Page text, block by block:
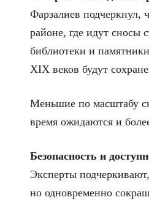
Фарзалиев подчеркнул,
районе, где идут сносы
библиотеки и
XIX веков будут
Меньшие по масштабу
время ожидаются и
Безопасность и
Эксперты
но одновременно